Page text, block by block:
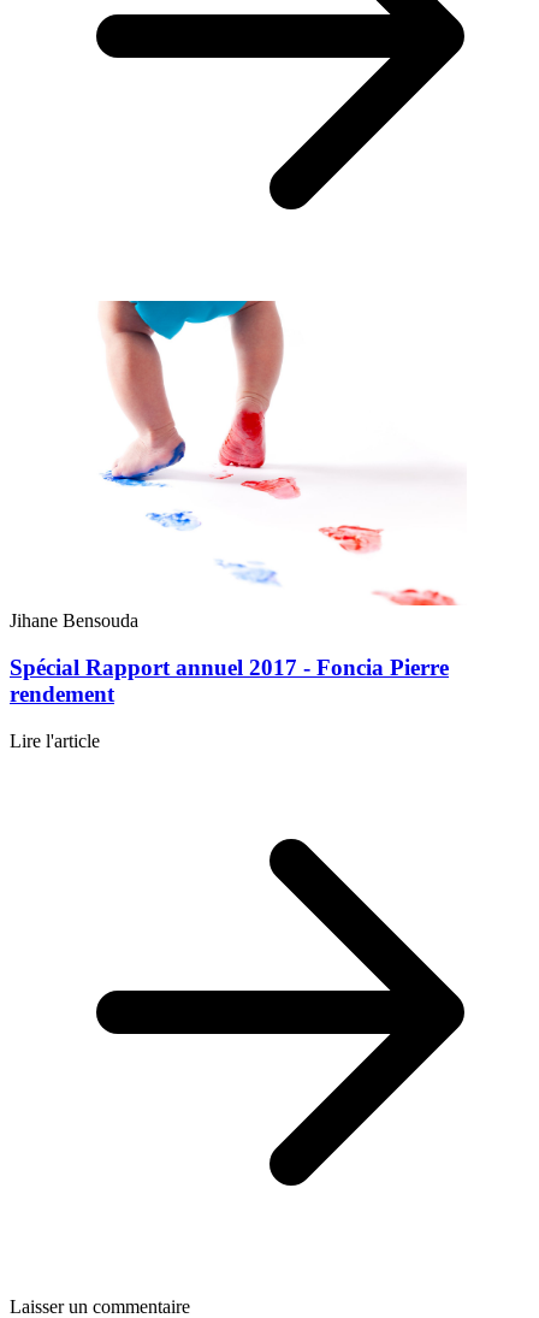
Jihane Bensouda
Spécial Rapport annuel 2017 - Foncia Pierre
rendement
Lire l'article
Laisser un commentaire